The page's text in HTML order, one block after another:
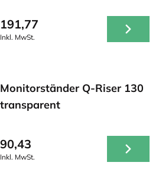
191,77
Inkl. MwSt.
Monitorständer Q-Riser 130
transparent
90,43
Inkl. MwSt.